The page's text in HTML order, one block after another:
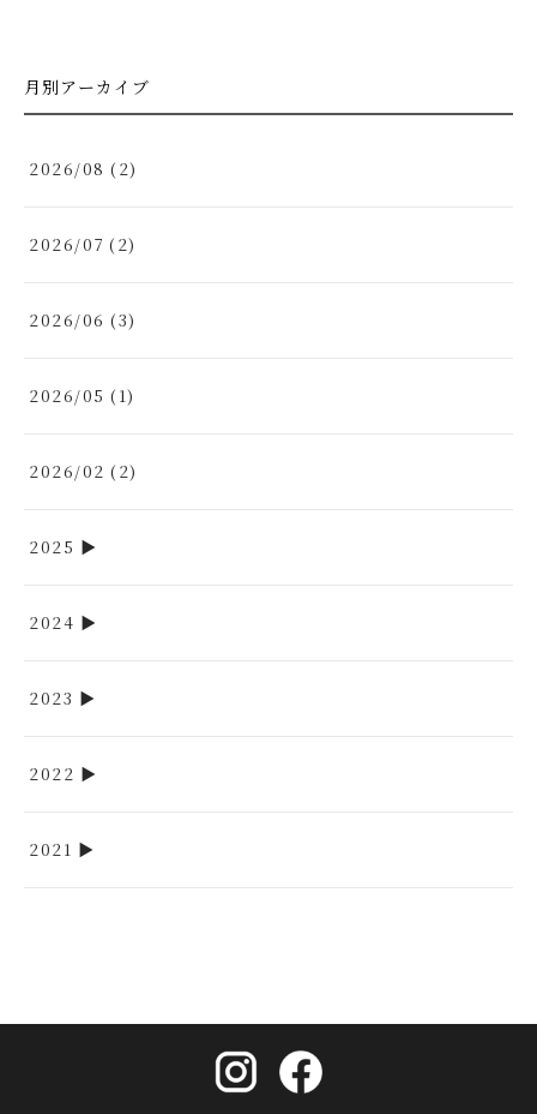
月別アーカイブ
2026/08 (2)
2026/07 (2)
2026/06 (3)
2026/05 (1)
2026/02 (2)
2025
2024
2023
2022
2021